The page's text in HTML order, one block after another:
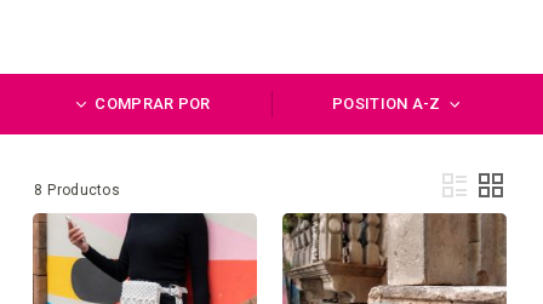
COMPRAR POR
Lista
8 Productos
POSITION A-Z